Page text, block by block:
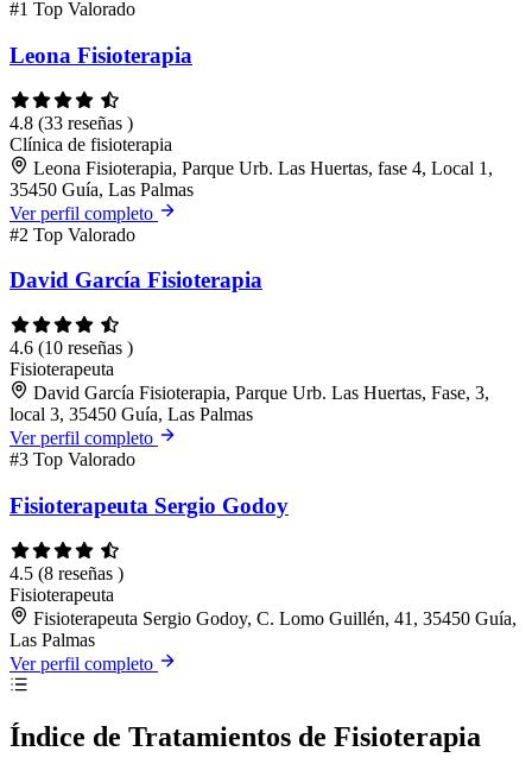
#1 Top Valorado
Leona Fisioterapia
4.8 (33 reseñas )
Clínica de fisioterapia
Leona Fisioterapia, Parque Urb. Las Huertas, fase 4, Local 1,
35450 Guía, Las Palmas
Ver perfil completo
#2 Top Valorado
David García Fisioterapia
4.6 (10 reseñas )
Fisioterapeuta
David García Fisioterapia, Parque Urb. Las Huertas, Fase, 3,
local 3, 35450 Guía, Las Palmas
Ver perfil completo
#3 Top Valorado
Fisioterapeuta Sergio Godoy
4.5 (8 reseñas )
Fisioterapeuta
Fisioterapeuta Sergio Godoy, C. Lomo Guillén, 41, 35450 Guía,
Las Palmas
Ver perfil completo
Índice de Tratamientos de Fisioterapia